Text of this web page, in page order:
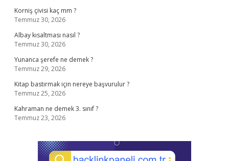
Korniş çivisi kaç mm ?
Temmuz 30, 2026
Albay kısaltması nasıl ?
Temmuz 30, 2026
Yunanca şerefe ne demek ?
Temmuz 29, 2026
Kitap bastırmak için nereye başvurulur ?
Temmuz 25, 2026
Kahraman ne demek 3. sınıf ?
Temmuz 23, 2026